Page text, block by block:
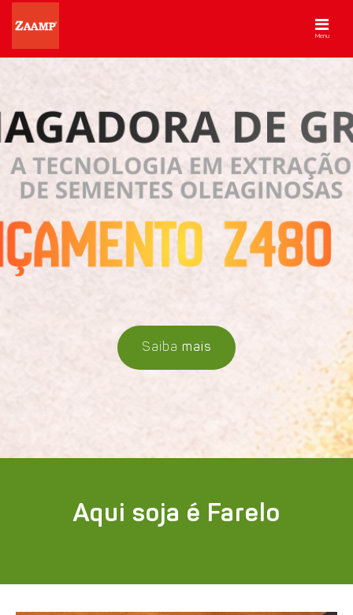
Menu
Saiba mais
Aqui soja é Farelo